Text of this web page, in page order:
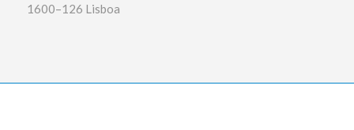
1600–126 Lisboa